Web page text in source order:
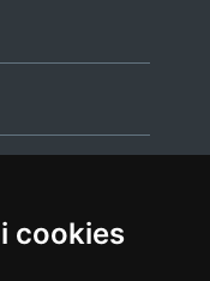
cookies